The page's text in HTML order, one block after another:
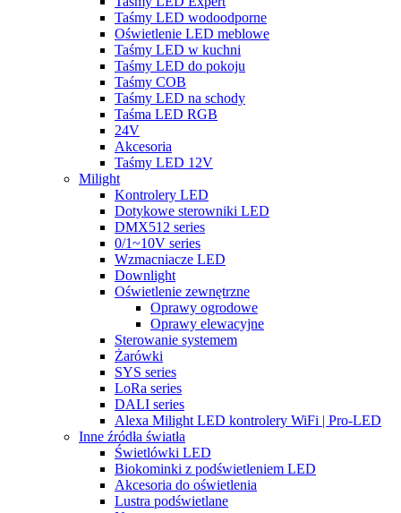
Taśmy LED wodoodporne
Oświetlenie LED meblowe
Taśmy LED w kuchni
Taśmy LED do pokoju
Taśmy COB
Taśmy LED na schody
Taśma LED RGB
24V
Akcesoria
Taśmy LED 12V
Milight
Kontrolery LED
Dotykowe sterowniki LED
DMX512 series
0/1~10V series
Wzmacniacze LED
Downlight
Oświetlenie zewnętrzne
Oprawy ogrodowe
Oprawy elewacyjne
Sterowanie systemem
Żarówki
SYS series
LoRa series
DALI series
Alexa Milight LED kontrolery WiFi | Pro-LED
Inne źródła światła
Świetlówki LED
Biokominki z podświetleniem LED
Akcesoria do oświetlenia
Lustra podświetlane